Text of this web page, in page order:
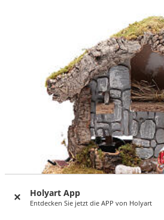
Holyart App
Entdecken Sie jetzt die APP von Holyart